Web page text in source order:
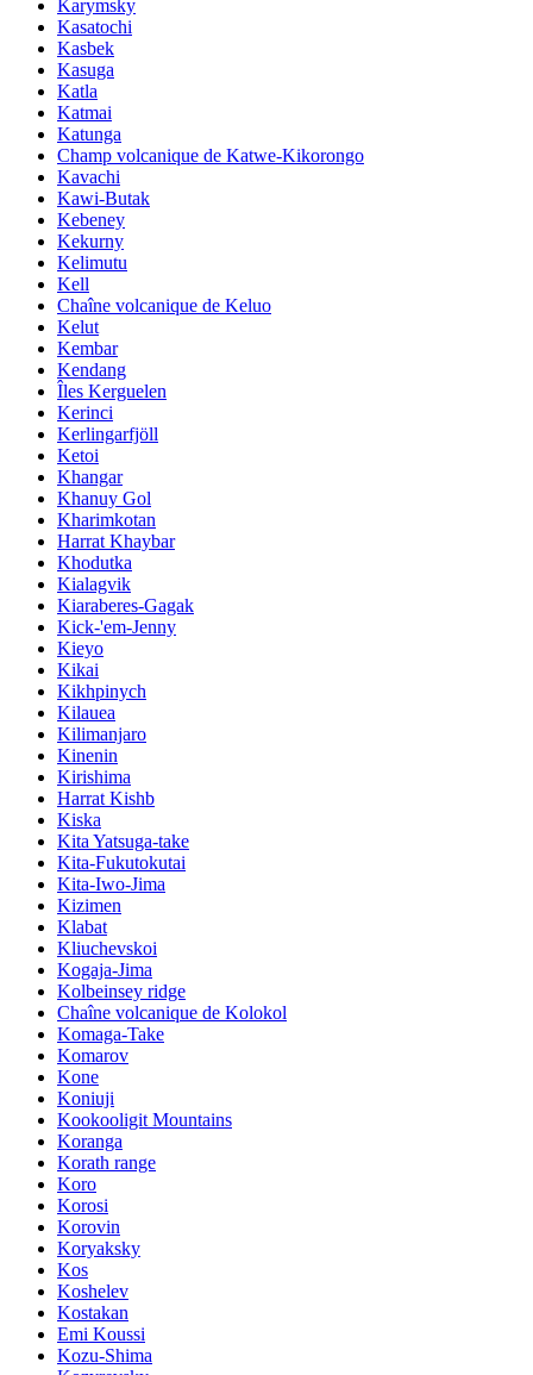
Karymsky
Kasatochi
Kasbek
Kasuga
Katla
Katmai
Katunga
Champ volcanique de Katwe-Kikorongo
Kavachi
Kawi-Butak
Kebeney
Kekurny
Kelimutu
Kell
Chaîne volcanique de Keluo
Kelut
Kembar
Kendang
Îles Kerguelen
Kerinci
Kerlingarfjöll
Ketoi
Khangar
Khanuy Gol
Kharimkotan
Harrat Khaybar
Khodutka
Kialagvik
Kiaraberes-Gagak
Kick-'em-Jenny
Kieyo
Kikai
Kikhpinych
Kilauea
Kilimanjaro
Kinenin
Kirishima
Harrat Kishb
Kiska
Kita Yatsuga-take
Kita-Fukutokutai
Kita-Iwo-Jima
Kizimen
Klabat
Kliuchevskoi
Kogaja-Jima
Kolbeinsey ridge
Chaîne volcanique de Kolokol
Komaga-Take
Komarov
Kone
Koniuji
Kookooligit Mountains
Koranga
Korath range
Koro
Korosi
Korovin
Koryaksky
Kos
Koshelev
Kostakan
Emi Koussi
Kozu-Shima